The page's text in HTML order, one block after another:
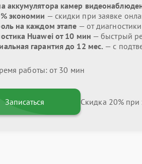
аккумулятора камер
экономии — скидки при заявке
на каждом этапе — от
Huawei от 10 мин — быстрый
гарантия до 12 мес. — с
работы: от 30 мин
Записаться Скидка 20% при